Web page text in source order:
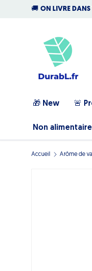
🚚 ON LIVRE
🎁 New 🚨
Non alimentaire
Accueil Arôme de